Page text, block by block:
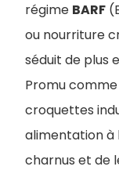
régime BARF
ou nourriture
séduit de plus
Promu
croquettes
alimentation à
charnus et de